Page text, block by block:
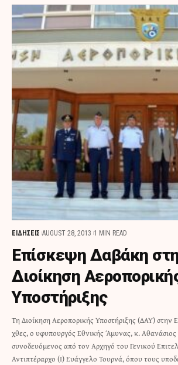
ΕΙΔΗΣΕΙΣ AUGUST 28, 2013 1 MIN READ
Επίσκεψη Δαβάκη
Διοίκηση
Υποστήριξης
Τη Διοίκηση Αεροπορικής Υποστήριξης (ΔΑΥ) στην
χθες, ο υφυπουργός Εθνικής Άμυνας, κ.
συνοδευόμενος από τον Αρχηγό του Γενικού
Αντιπτέραρχο (Ι) Ευάγγελο Τουρνά, όπου τους